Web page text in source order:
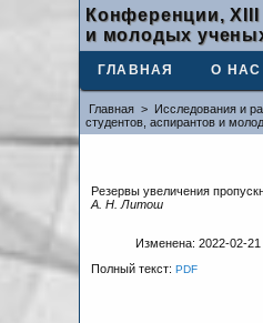
Конференции,
и молодых
ГЛАВНАЯ О НАС
Главная > Исследования и
студентов, аспирантов и
Резервы увеличения
А. Н. Литош
Изменена: 2022-02-21
Полный текст:PDF